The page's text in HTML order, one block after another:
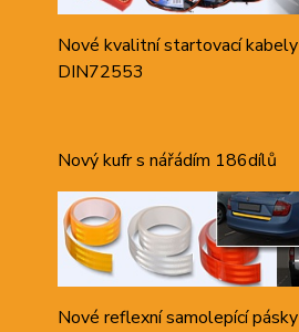
Nové kvalitní startovací kabely
DIN72553
Nový kufr s nářádím 186dílů
Nové reflexní samolepící pásky